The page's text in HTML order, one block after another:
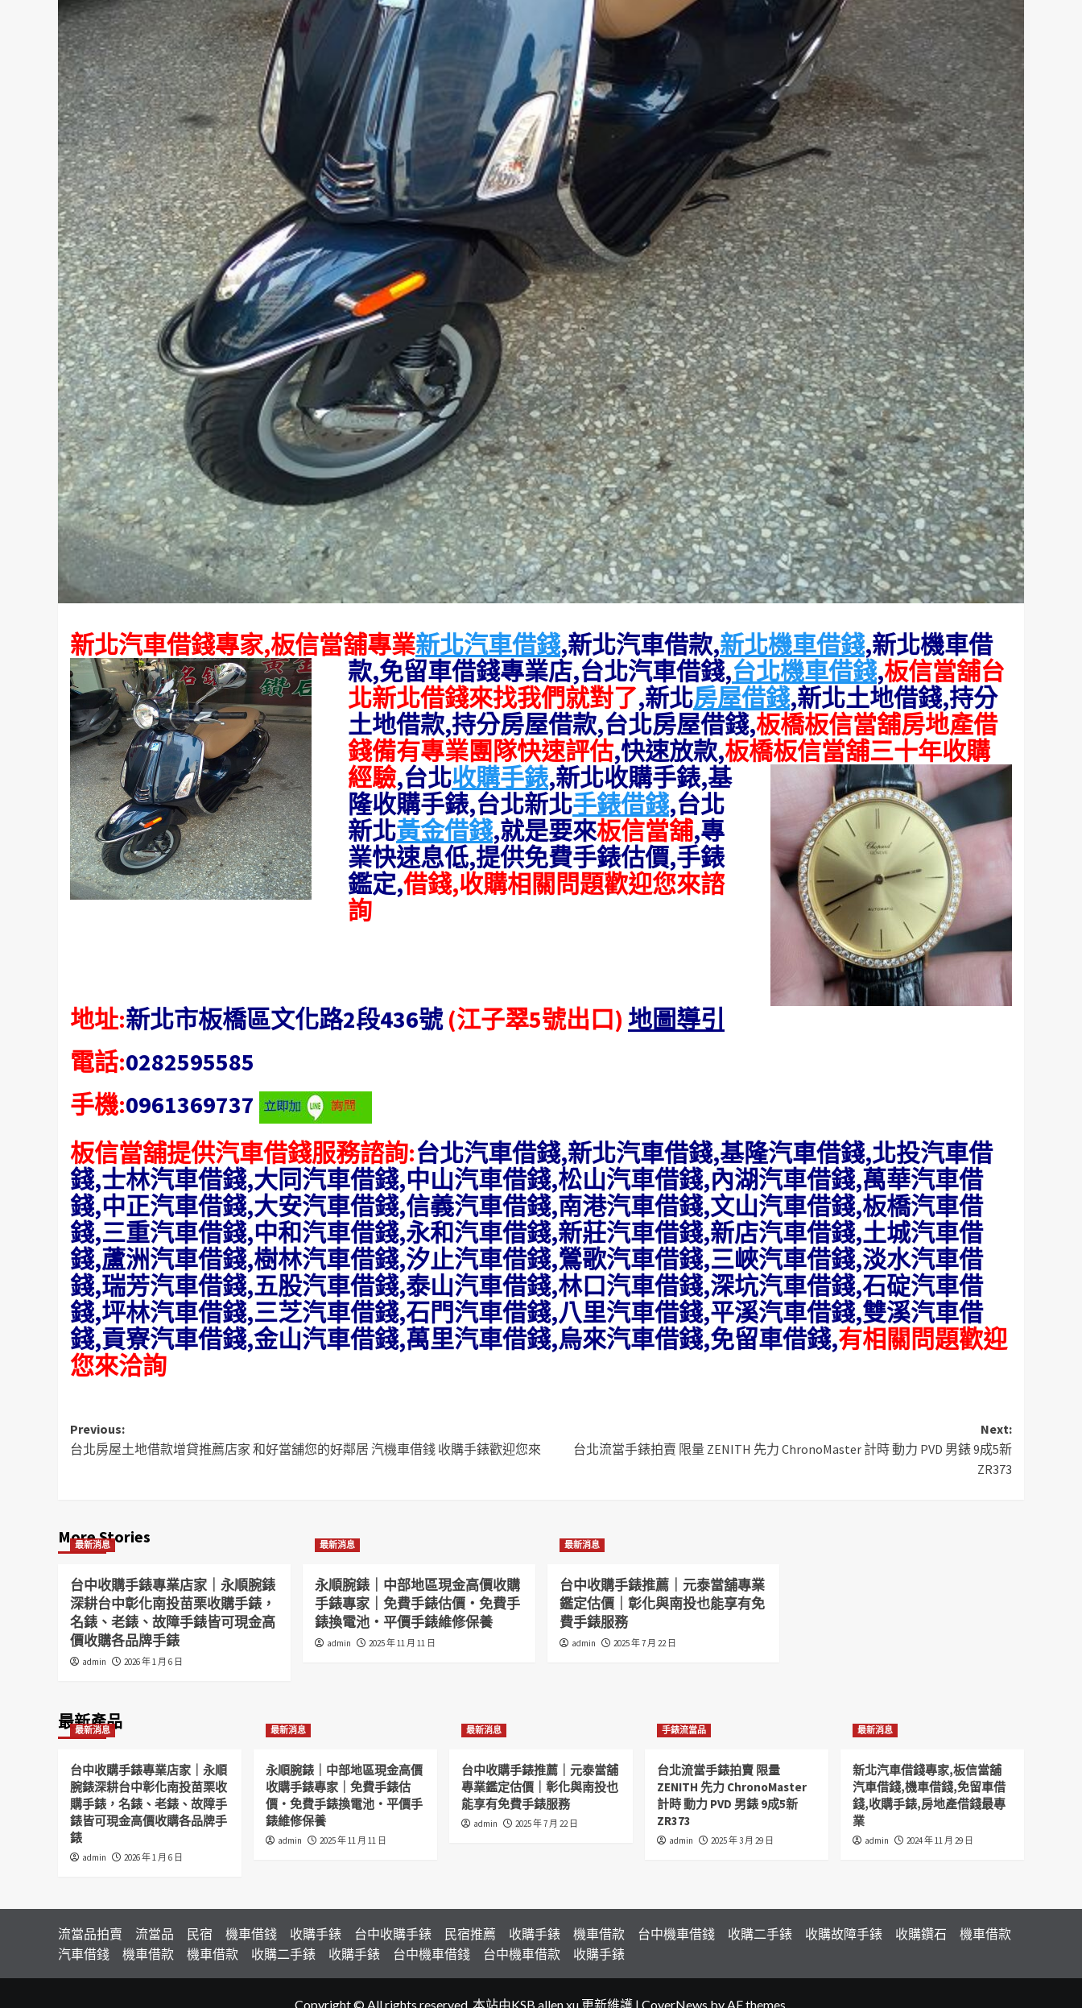
新北汽車借錢專家,板信當舖專業新北汽車借錢,新北汽車借款,新北機車借錢,新北機車借
款,免留車借錢專業店,台北汽車借錢,台北機車借錢,板信當舖台
北新北借錢來找我們就對了,新北房屋借錢,新北土地借錢,持分
土地借款,持分房屋借款,台北房屋借錢,板橋板信當舖房地產借
錢備有專業團隊快速評估,快速放款,板橋板信當舖三十年收購
經驗,台北收購手錶,新北收購手錶,基
隆收購手錶,台北新北手錶借錢,台北
新北黃金借錢,就是要來板信當舖,專
業快速息低,提供免費手錶估價,手錶
鑑定,借錢,收購相關問題歡迎您來諮
詢
地址:新北市板橋區文化路2段436號(江子翠5號出口) 地圖導引
電話:0282595585
手機:0961369737
板信當舖提供汽車借錢服務諮詢:台北汽車借錢,新北汽車借錢,基隆汽車借錢,北投汽車借
錢,士林汽車借錢,大同汽車借錢,中山汽車借錢,松山汽車借錢,內湖汽車借錢,萬華汽車借
錢,中正汽車借錢,大安汽車借錢,信義汽車借錢,南港汽車借錢,文山汽車借錢,板橋汽車借
錢,三重汽車借錢,中和汽車借錢,永和汽車借錢,新莊汽車借錢,新店汽車借錢,土城汽車借
錢,蘆洲汽車借錢,樹林汽車借錢,汐止汽車借錢,鶯歌汽車借錢,三峽汽車借錢,淡水汽車借
錢,瑞芳汽車借錢,五股汽車借錢,泰山汽車借錢,林口汽車借錢,深坑汽車借錢,石碇汽車借
錢,坪林汽車借錢,三芝汽車借錢,石門汽車借錢,八里汽車借錢,平溪汽車借錢,雙溪汽車借
錢,貢寮汽車借錢,金山汽車借錢,萬里汽車借錢,烏來汽車借錢,免留車借錢,有相關問題歡迎
您來洽詢
Post
navigation
Previous:
台北房屋土地借款增貸推薦店家 和好當舖您的好鄰居 汽機車借錢 收購手錶歡迎您來
Next:
台北流當手錶拍賣 限量 ZENITH 先力 ChronoMaster 計時 動力 PVD 男錶 9成5新
ZR373
More Stories
最新消息
台中收購手錶專業店家｜永順腕錶
深耕台中彰化南投苗栗收購手錶，
名錶、老錶、故障手錶皆可現金高
價收購各品牌手錶
admin 2026 年 1 月 6 日
最新消息
永順腕錶｜中部地區現金高價收購
手錶專家｜免費手錶估價・免費手
錶換電池・平價手錶維修保養
admin 2025 年 11 月 11 日
最新消息
台中收購手錶推薦｜元泰當舖專業
鑑定估價｜彰化與南投也能享有免
費手錶服務
admin 2025 年 7 月 22 日
最新產品
最新消息
台中收購手錶專業店家｜永順
腕錶深耕台中彰化南投苗栗收
購手錶，名錶、老錶、故障手
錶皆可現金高價收購各品牌手
錶
admin 2026 年 1 月 6 日
最新消息
永順腕錶｜中部地區現金高價
收購手錶專家｜免費手錶估
價・免費手錶換電池・平價手
錶維修保養
admin 2025 年 11 月 11 日
最新消息
台中收購手錶推薦｜元泰當舖
專業鑑定估價｜彰化與南投也
能享有免費手錶服務
admin 2025 年 7 月 22 日
手錶流當品
台北流當手錶拍賣 限量
ZENITH 先力 ChronoMaster
計時 動力 PVD 男錶 9成5新
ZR373
admin 2025 年 3 月 29 日
最新消息
新北汽車借錢專家,板信當舖
汽車借錢,機車借錢,免留車借
錢,收購手錶,房地產借錢最專
業
admin 2024 年 11 月 29 日
流當品拍賣 流當品 民宿 機車借錢 收購手錶 台中收購手錶 民宿推薦 收購手錶 機車借款 台中機車借錢 收購二手錶 收購故障手錶 收購鑽石
機車借款
汽車借錢
機車借款 機車借款 收購二手錶 收購手錶 台中機車借錢 台中機車借款 收購手錶
Copyright © All rights reserved. 本站由KSB allen xu 更新維護 | CoverNews by AF themes.